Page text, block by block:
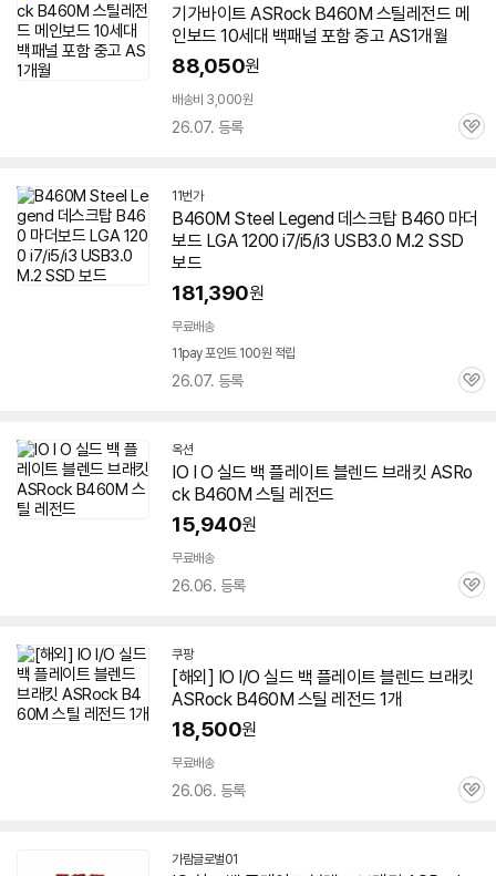
기가바이트 ASRock B460M 스틸레전드 메
인보드 10세대 백패널 포함 중고 AS1개월
88,050원
배송비 3,000원
26.07. 등록
관
11번가
B460M Steel Legend 데스크탑 B460 마더
보드 LGA 1200 i7/i5/i3 USB3.0 M.2 SSD
보드
181,390원
무료배송
11pay 포인트 100원 적립
26.07. 등록
관
옥션
IO I O 실드 백 플레이트 블렌드 브래킷 ASRo
ck B460M 스틸 레전드
15,940원
무료배송
26.06. 등록
관
쿠팡
[해외] IO I/O 실드 백 플레이트 블렌드 브래킷
ASRock B460M 스틸 레전드 1개
18,500원
무료배송
26.06. 등록
관
가람글로벌01네